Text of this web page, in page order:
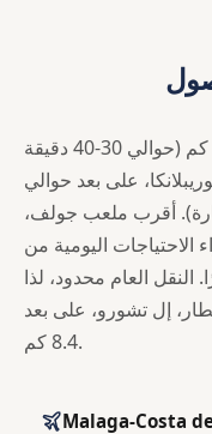
يقع المطار على بعد حوالي 37 كم (حوالي 30-40 دقيقة
على بعد حوالي
دقيقة بالسيارة). أقرب ملعب جولف،
يمكن شراء الاحتياجات اليومية من
ماركت على بعد 290 مترًا. النقل العام محدود، لذا
إل تشورو، على بعد
8.4 كم.
Malaga-Costa